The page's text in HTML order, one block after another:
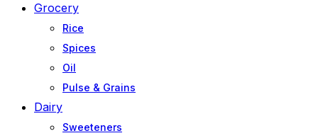
Grocery
Rice
Spices
Oil
Pulse & Grains
Dairy
Sweeteners